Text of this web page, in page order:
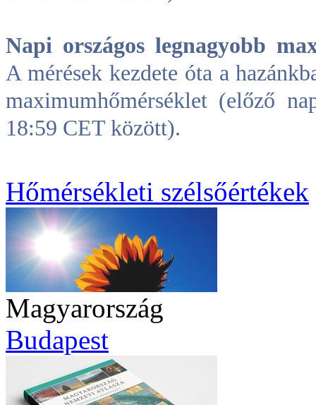
Napi országos legnagyobb
A mérések kezdete óta a
maximumhőmérséklet (előző
18:59 CET között).
Hőmérsékleti szélsőértékek
Magyarország
Budapest